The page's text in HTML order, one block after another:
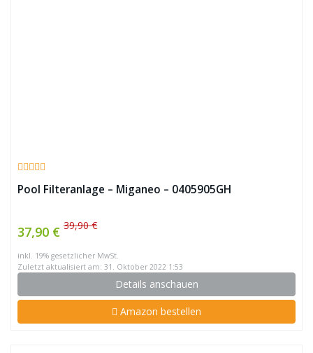
Pool Filteranlage – Miganeo – 0405905GH
37,90 € 39,90 €
inkl. 19% gesetzlicher MwSt.
Zuletzt aktualisiert am: 31. Oktober 2022 1:53
Details anschauen
Amazon bestellen